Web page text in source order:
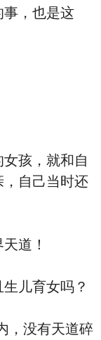
事，也是这
孩，就和自
自己当时还
道！
儿育女吗？
没有天道碎